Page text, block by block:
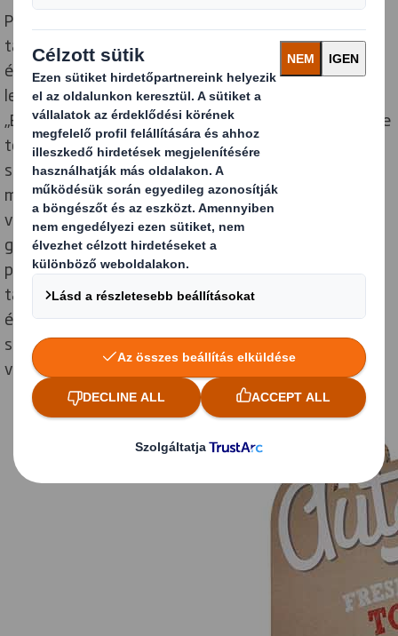
Petra Stoffels-Veldman, a sikeres családi vállalkozás
társtulajdonosa szerint az Automato a józan paraszti
ész és a kiskereskedelmi kilátások trendjeiben rejlő
lehetőségek kiaknázásához való jó érzék eredménye.
„Évekkel ezelőtt észrevettük, hogy a fogyasztók egyre
több önkiszolgáló szolgáltatást keresnek a
szupermarketekben, és azóta sok minden
megváltozott ezen a területen. Manapság Ön
válogathatja össze saját édességeit, a
gyümölcsleveket pedig gyakran az üzletben, frissen
préselik. További figyelemre méltó tendenciák közé
tartozik az egyre növekvő érdeklődés az egészséges
élelmiszerek iránt, valamint az „áruautomaták
számának növekedése” – mindezek együttesen
vezettek bennünket az Automato ötletéhez.”